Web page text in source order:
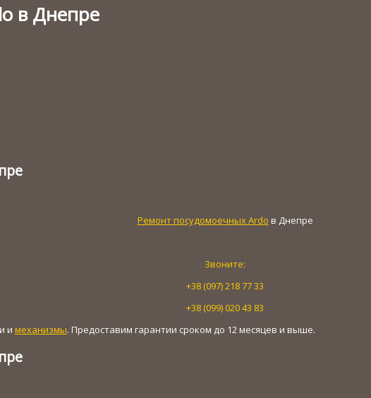
в Днепре
Ремонт посудомоечных Ardo в Днепре
Звоните:
+38 (097) 218 77 33
+38 (099) 020 43 83
и механизмы. Предоставим гарантии сроком до 12 месяцев и выше.